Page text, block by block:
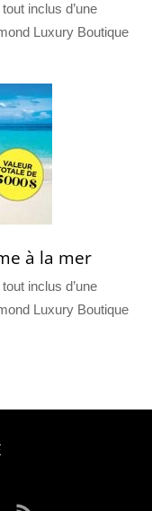
inclus d’une
Luxury Boutique
à la mer
inclus d’une
Luxury Boutique